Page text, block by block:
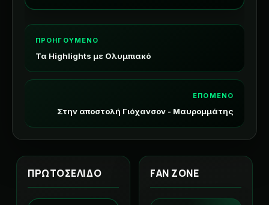
ΕΠΟΜΕΝΟ
Στην αποστολή Γιόχανσον - Μαυρομμάτης
ΠΡΟΗΓΟΥΜΕΝΟ
Τα Highlights με Ολυμπιακό
ΠΡΩΤΟΣΕΛΙΔΟ FAN ZONE